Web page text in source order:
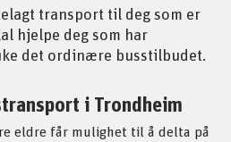
transport til deg som er
hjelpe deg som har
det ordinære busstilbudet.
i Trondheim
eldre får mulighet til å delta på